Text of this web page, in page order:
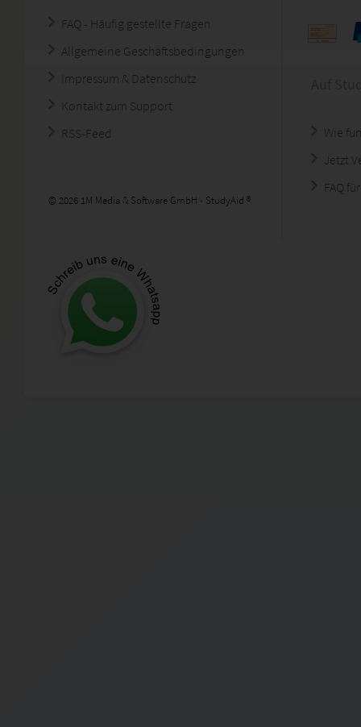
FAQ - Häufig gestellte Fragen
Allgemeine Geschäftsbedingungen
Impressum & Datenschutz
Kontakt zum Support
RSS-Feed
© 2026 1M Media & Software GmbH - StudyAid ®
Wie
Jetzt
FAQ